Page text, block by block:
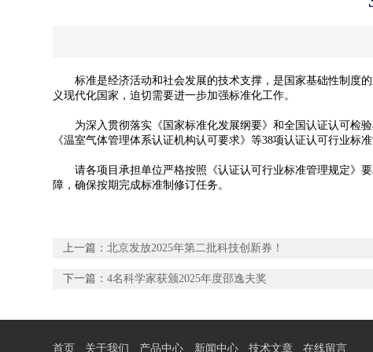
标准是经济活动和社会发展的技术支撑，是国家基础性制度的
义现代化国家，迫切需要进一步加强标准化工作。
为深入贯彻落实《国家标准化发展纲要》和全国认证认可检验
《温室气体管理体系认证机构认可要求》等38项认证认可行业标准
请各项目承担单位严格按照《认证认可行业标准管理规定》要
障，确保按期完成标准制修订任务。
上一篇：北京发放2025年第二批科技创新券！
下一篇：4名科学家获颁2025年度邵逸夫奖
首页 关于我们 产品中心 新闻中心 技术文章 在线留言